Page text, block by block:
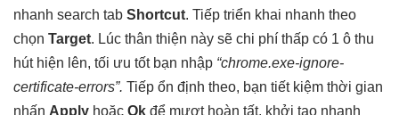
nhanh search tab Shortcut. Tiếp triển khai nhanh theo
chọn Target. Lúc thân thiện này sẽ chi phí thấp có 1 ô thu
húthiện lên, tối ưu tốtbạn nhập “chrome.exe-ignore-
certificate-errors”. Tiếp ổn định theo, bạn tiết kiệm thời gian
nhấn Apply hoặc Ok để mượthoàn tất. khởi tạo nhanh